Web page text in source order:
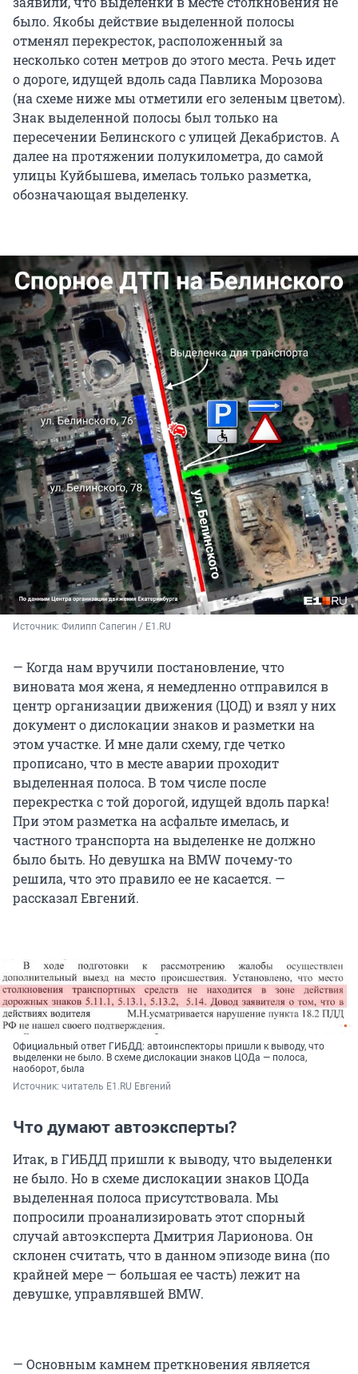
было. Якобы действие выделенной полосы
отменял перекресток, расположенный за
несколько сотен метров до этого места. Речь идет
о дороге, идущей вдоль сада Павлика Морозова
(на схеме ниже мы отметили его зеленым цветом).
Знак выделенной полосы был только на
пересечении Белинского с улицей Декабристов. А
далее на протяжении полукилометра, до самой
улицы Куйбышева, имелась только разметка,
обозначающая выделенку.
Источник: Филипп Сапегин / E1.RU
— Когда нам вручили постановление, что
виновата моя жена, я немедленно отправился в
центр организации движения (ЦОД) и взял у них
документ о дислокации знаков и разметки на
этом участке. И мне дали схему, где четко
прописано, что в месте аварии проходит
выделенная полоса. В том числе после
перекрестка с той дорогой, идущей вдоль парка!
При этом разметка на асфальте имелась, и
частного транспорта на выделенке не должно
было быть. Но девушка на BMW почему-то
решила, что это правило ее не касается. —
рассказал Евгений.
Официальный ответ ГИБДД: автоинспекторы пришли к выводу, что
выделенки не было. В схеме дислокации знаков ЦОДа — полоса,
наоборот, была
Источник: читатель E1.RU Евгений
Что думают автоэксперты?
Итак, в ГИБДД пришли к выводу, что выделенки
не было. Но в схеме дислокации знаков ЦОДа
выделенная полоса присутствовала. Мы
попросили проанализировать этот спорный
случай автоэксперта Дмитрия Ларионова. Он
склонен считать, что в данном эпизоде вина (по
крайней мере — большая ее часть) лежит на
девушке, управлявшей BMW.
— Основным камнем преткновения является